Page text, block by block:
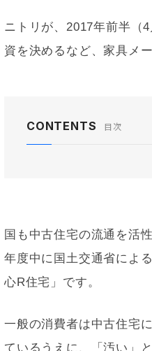
ニトリが、2017年前半（
資を決めるなど、家具メ
CONTENTS 目次
国も中古住宅の流通を活
年度中に国土交通省によ
心R住宅」です。
一般の消費者は中古住宅に
ているうえに、「汚い」